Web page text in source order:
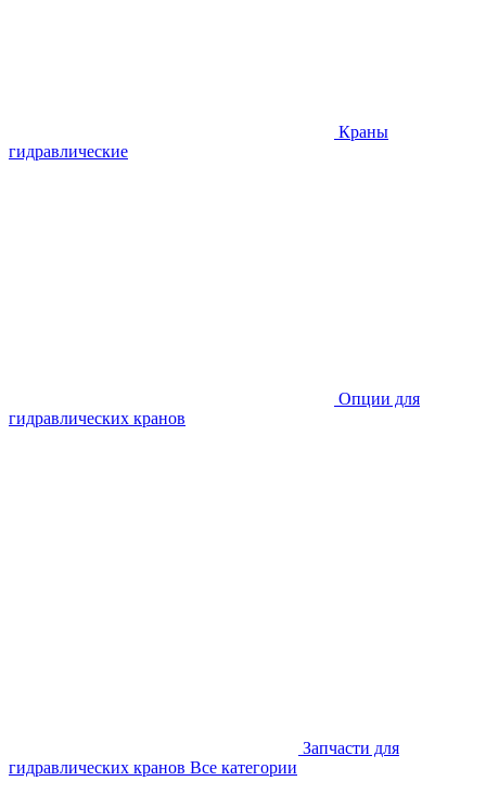
Краны
гидравлические
Опции для
гидравлических кранов
Запчасти для
гидравлических кранов Все категории